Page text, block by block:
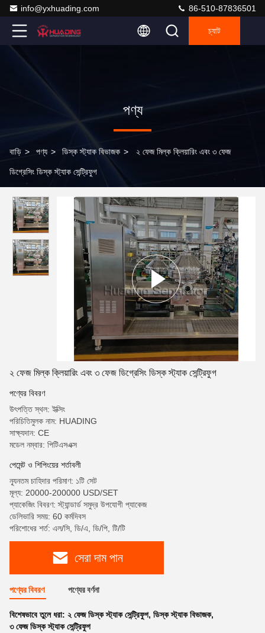
info@yxhuading.com 86-510-87836501
চ্যাট
পণ্য
বাড়ি > পণ্য > ডিস্ক স্ট্যাক বিভাজক > ২ ফেজ মিল্ক ক্লিয়ারিং এবং ৩ ফেজ
ডিগ্রেসিং ডিস্ক স্ট্যাক সেন্ট্রিফুগ
২ ফেজ মিল্ক ক্লিয়ারিং এবং ৩ ফেজ ডিগ্রেসিং ডিস্ক স্ট্যাক সেন্ট্রিফুগ
পণ্যের বিবরণ
উৎপত্তি স্থল: ইক্সিং
পরিচিতিমুলক নাম: HUADING
সাক্ষ্যদান: CE
মডেল নম্বার: পিটিএসএক্স
পেমেন্ট ও শিপিংয়ের শর্তাবলী
ন্যূনতম চাহিদার পরিমাণ: ১টি সেট
মূল্য: 20000-200000 USD/SET
প্যাকেজিং বিবরণ: স্ট্যান্ডার্ড সমুদ্র উপযোগী প্যাকেজ
ডেলিভারি সময়: 60 কর্মদিবস
পরিশোধের শর্ত: এল/সি, ডি/এ, ডি/পি, টি/টি
সেরা দাম পান
পণ্যের বিবরণ পণ্যের বর্ণনা
বিশেষভাবে তুলে ধরা: ২ ফেজ ডিস্ক স্ট্যাক সেন্ট্রিফুগ, ডিস্ক স্ট্যাক বিভাজক,
৩ ফেজ ডিস্ক স্ট্যাক সেন্ট্রিফুগ